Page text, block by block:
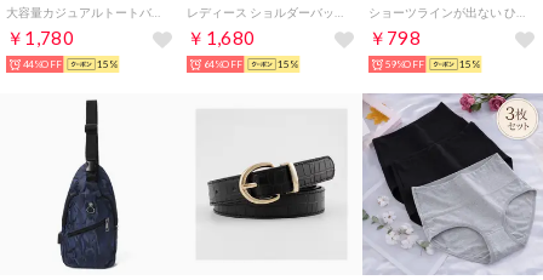
￥1,780
44%OFF 15%
￥1,680
64%OFF 15%
￥798
59%OFF 15%